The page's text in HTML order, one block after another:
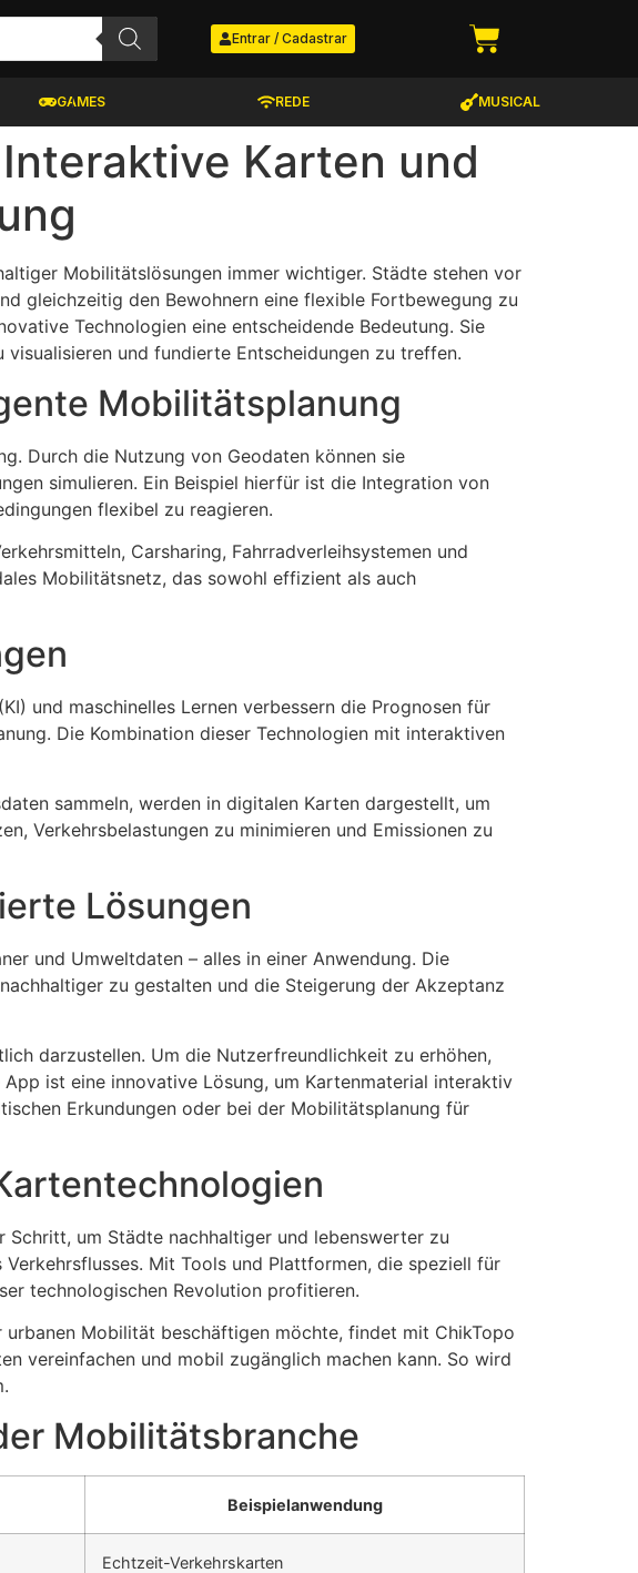
Entrar / Cadastrar
GAMES REDE MUSICAL
Karten und
Mobilitätslösungen immer wichtiger. Städte stehen vor
gleichzeitig den Bewohnern eine flexible Fortbewegung zu
Technologien eine entscheidende Bedeutung. Sie
und fundierte Entscheidungen zu treffen.
Mobilitätsplanung
Durch die Nutzung von Geodaten können sie
simulieren. Ein Beispiel hierfür ist die Integration von
flexibel zu reagieren.
Carsharing, Fahrradverleihsystemen und
Mobilitätsnetz, das sowohl effizient als auch
und maschinelles Lernen verbessern die Prognosen für
Die Kombination dieser Technologien mit interaktiven
sammeln, werden in digitalen Karten dargestellt, um
Verkehrsbelastungen zu minimieren und Emissionen zu
Lösungen
und Umweltdaten – alles in einer Anwendung. Die
zu gestalten und die Steigerung der Akzeptanz
darzustellen. Um die Nutzerfreundlichkeit zu erhöhen,
App ist eine innovative Lösung, um Kartenmaterial interaktiv
Erkundungen oder bei der Mobilitätsplanung für
um Städte nachhaltiger und lebenswerter zu
Mit Tools und Plattformen, die speziell für
technologischen Revolution profitieren.
Mobilität beschäftigen möchte, findet mit ChikTopo
vereinfachen und mobil zugänglich machen kann. So wird
Mobilitätsbranche
Beispielanwendung
Echtzeit-Verkehrskarten